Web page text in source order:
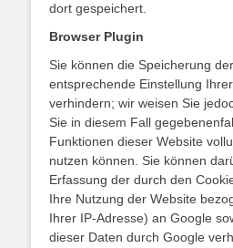
dort gespeichert.
Browser Plugin
Sie können die Speicherung
entsprechende Einstellung
verhindern; wir weisen Sie
Sie in diesem Fall
Funktionen dieser Website
nutzen können. Sie können
Erfassung der durch den
Ihre Nutzung der Website
Ihrer IP-Adresse) an Google
dieser Daten durch Google